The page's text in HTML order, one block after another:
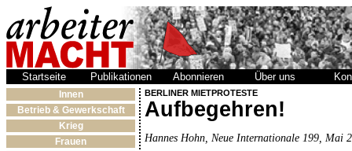
Startseite Publikationen Abonnieren Über uns
Innen
Betrieb & Gewerkschaft
Krieg
Frauen
BERLINER MIETPROTESTE
Aufbegehren!
Hannes Hohn, Neue Internationale 199, Mai